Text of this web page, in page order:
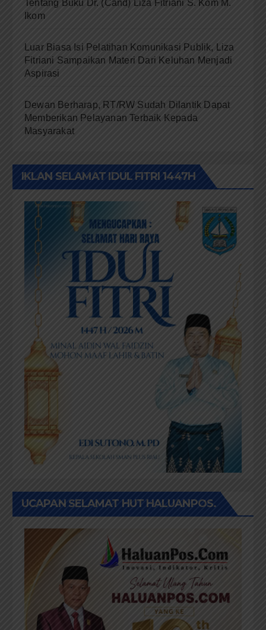
Tentang Buku Dr. (Cand) Liza Fitriani S. Kom M.
Ikom
Luar Biasa Isi Pelatihan Komunikasi Publik, Liza
Fitriani Sampaikan Materi Dari Keluhan Menjadi
Aspirasi
Dewan Berharap, RT/RW Sudah Dilantik Dapat
Memberikan Pelayanan Terbaik Kepada
Masyarakat
IKLAN SELAMAT IDUL FITRI 1447H
UCAPAN SELAMAT HUT HALUANPOS.